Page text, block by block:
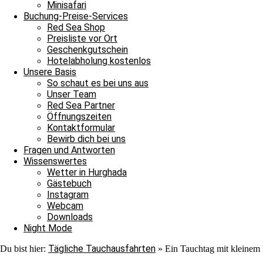
Minisafari
Buchung-Preise-Services
Red Sea Shop
Preisliste vor Ort
Geschenkgutschein
Hotelabholung kostenlos
Unsere Basis
So schaut es bei uns aus
Unser Team
Red Sea Partner
Öffnungszeiten
Kontaktformular
Bewirb dich bei uns
Fragen und Antworten
Wissenswertes
Wetter in Hurghada
Gästebuch
Instagram
Webcam
Downloads
Night Mode
Du bist hier: Tägliche Tauchausfahrten » Ein Tauchtag mit
Nach ihrer Show verließen auch sie uns ins Blau. Jedoch war auf
Adlerrochen entdecken, der in der Strömung stand, wie ein Fels in
ebenmäßig Marmoriert und wir konnten ihn von der Nähe
unter einem Stein saß. In unserem Sicherheitsstop begegnete uns
hinschauen sollten, machten wir uns überglücklich auf den Weg
als auch für die Neulinge, denn heute hat unsere Tauschfamilie
viel zu feiern, das heißt schnell auf zur Shaab Stella Bar, denn
Grüße von JJ, Sandra und Janina.
Ganztagesfahrt
Tauchplatz 1: Carlson’s Corner
Tauchplatz 2: Erg Somaya
Tauchplatz 3: Balena
An diesem wunderschönen Sonntagmorgen starteten wir unseren